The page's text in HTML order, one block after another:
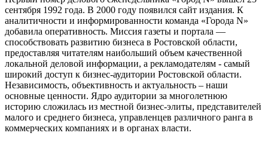
сентября 1992 года. В 2000 году появился сайт издания. К
аналитичности и информированности команда «Города N»
добавила оперативность. Миссия газеты и портала —
способствовать развитию бизнеса в Ростовской области,
предоставляя читателям наибольший объем качественной
локальной деловой информации, а рекламодателям - самый
широкий доступ к бизнес-аудитории Ростовской области.
Независимость, объективность и актуальность – наши
основные ценности. Ядро аудитории за многолетнюю
историю сложилась из местной бизнес-элиты, представителей
малого и среднего бизнеса, управленцев различного ранга в
коммерческих компаниях и в органах власти.